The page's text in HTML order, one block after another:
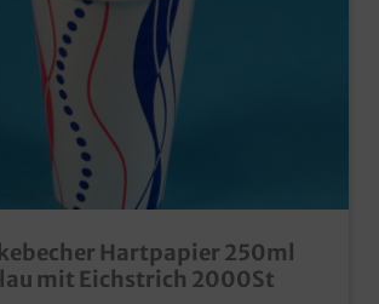
Hartpapier 250ml
mit Eichstrich 2000St